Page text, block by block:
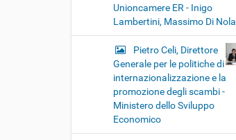
Unioncamere ER - Inigo
Lambertini, Massimo Di Nola
Pietro Celi, Direttore
Generale per le politiche di
internazionalizzazione e la
promozione degli scambi -
Ministero dello Sviluppo
Economico